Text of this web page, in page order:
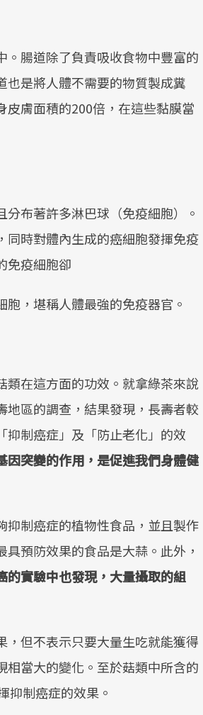
腸道除了負責吸收食物中豐富的
也是將人體不需要的物質製成糞
膚面積的200倍，在這些黏膜當
布著許多淋巴球（免疫細胞）。
同時對體內生成的癌細胞發揮免疫
免疫細胞卻
，堪稱人體最強的免疫器官。
類在這方面的功效。就拿綠茶來說
區的調查，結果發現，長壽者較
抑制癌症」及「防止老化」的效
因突變的作用，是促進我們身體健
抑制癌症的植物性食品，並且製作
預防效果的食品是大蒜。此外，
實驗中也發現，大量攝取的組
但不表示只要大量生吃就能獲得
當大的變化。至於菇類中所含的
抑制癌症的效果。